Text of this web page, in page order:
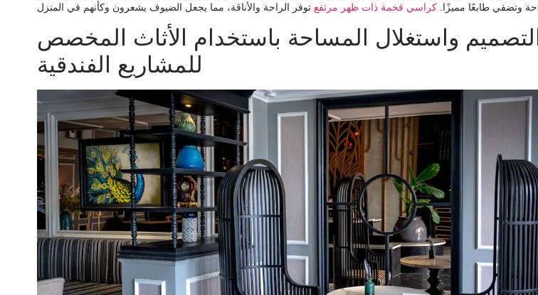
وتضفي طابعًا مميزًا. كراسي فخمة ذات ظهر مرتفع
واستغلال المساحة باستخدام الأثاث المخصص
للمشاريع الفندقية